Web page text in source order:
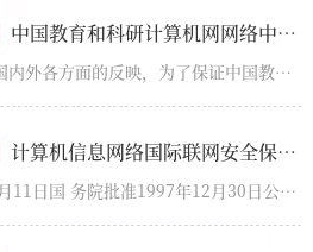
中国教育和科研计算机网网络中心通告
根据近期国内外各方面的反映，为了保证中国教育和科研计算机网正常的运行和使...
计算机信息网络国际联网安全保护管理办法
（1997年12月11日国 务院批准1997年12月30日公安部发布） 第一章 总 则 第一条 ...